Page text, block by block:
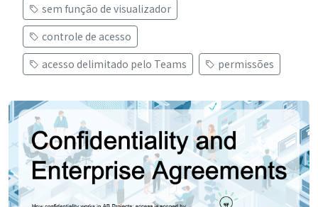
sem função de visualizador
controle de acesso
acesso delimitado pelo Teams
permissões